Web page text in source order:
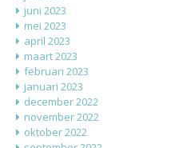
juni 2023
mei 2023
april 2023
maart 2023
februari 2023
januari 2023
december 2022
november 2022
oktober 2022